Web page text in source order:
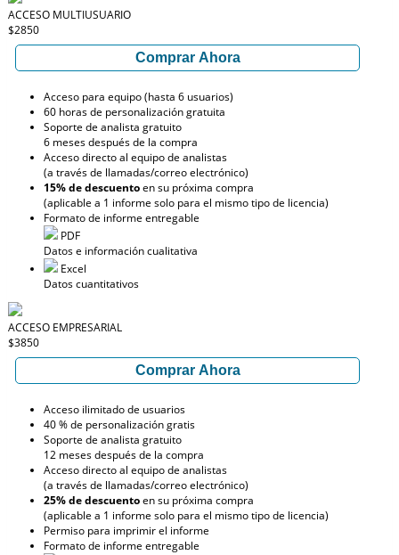
ACCESO MULTIUSUARIO
$2850
Comprar Ahora
Acceso para equipo (hasta 6 usuarios)
60 horas de personalización gratuita
Soporte de analista gratuito
6 meses después de la compra
Acceso directo al equipo de analistas
(a través de llamadas/correo electrónico)
15% de descuentoen su próxima compra
(aplicable a 1 informe solo para el mismo tipo de licencia)
Formato de informe entregable
PDF
Datos e información cualitativa
Excel
Datos cuantitativos
ACCESO EMPRESARIAL
$3850
Comprar Ahora
Acceso ilimitado de usuarios
40 % de personalización gratis
Soporte de analista gratuito
12 meses después de la compra
Acceso directo al equipo de analistas
(a través de llamadas/correo electrónico)
25% de descuentoen su próxima compra
(aplicable a 1 informe solo para el mismo tipo de licencia)
Permiso para imprimir el informe
Formato de informe entregable